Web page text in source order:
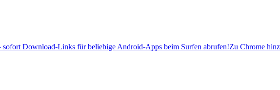
Download-Links für beliebige Android-Apps beim Surfen abrufen!Zu Chrome